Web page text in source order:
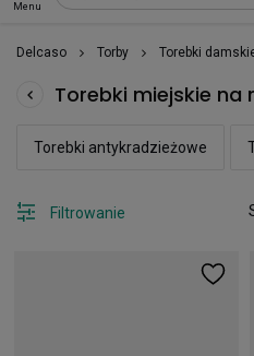
Menu
Delcaso Torby Torebki
Torebki miejskie na
Torebki antykradzieżowe
Filtrowanie